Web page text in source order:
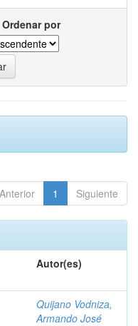
Ordenar por
Anterior 1 Siguiente
Autor(es)
Quijano Vodniza,
Armando José